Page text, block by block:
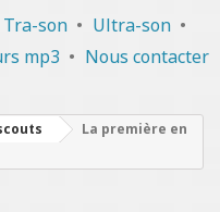
Tra-son • Ultra-son •
mp3 • Nous contacter
La première en